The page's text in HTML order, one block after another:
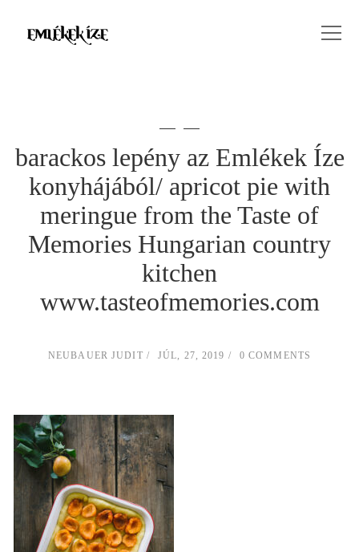
barackos lepény az Emlékek Íze
konyhájából/ apricot pie with
meringue from the Taste of
Memories Hungarian country
kitchen
www.tasteofmemories.com
NEUBAUER JUDIT JÚL, 27, 2019 0 COMMENTS